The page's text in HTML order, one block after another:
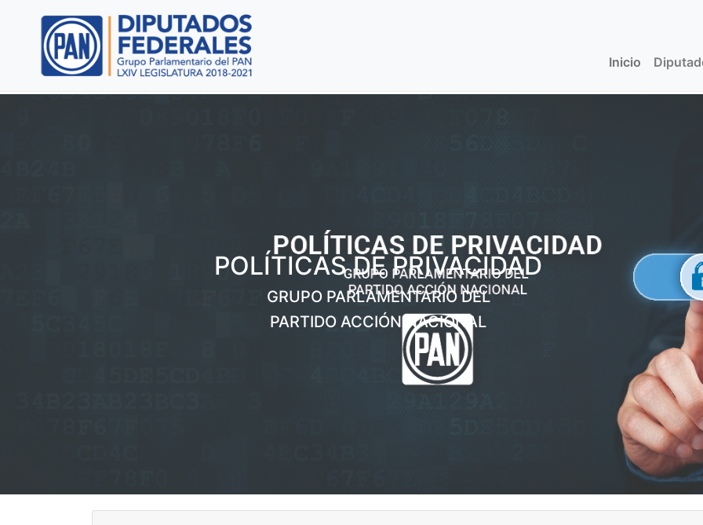
Inicio (current)
POLÍTICAS DE PRIVACIDAD
GRUPO PARLAMENTARIO DEL
PARTIDO ACCIÓN NACIONAL